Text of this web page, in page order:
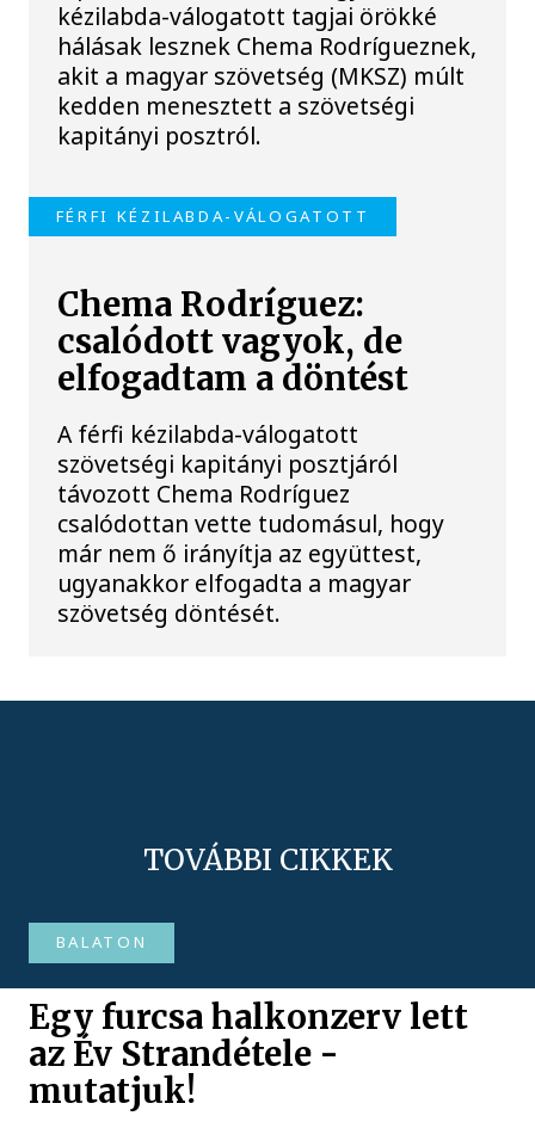
kézilabda-válogatott tagjai örökké
hálásak lesznek Chema Rodrígueznek,
akit a magyar szövetség (MKSZ) múlt
kedden menesztett a szövetségi
kapitányi posztról.
FÉRFI KÉZILABDA-VÁLOGATOTT
Chema Rodríguez:
csalódott vagyok, de
elfogadtam a döntést
A férfi kézilabda-válogatott
szövetségi kapitányi posztjáról
távozott Chema Rodríguez
csalódottan vette tudomásul, hogy
már nem ő irányítja az együttest,
ugyanakkor elfogadta a magyar
szövetség döntését.
TOVÁBBI CIKKEK
BALATON
Egy furcsa halkonzerv lett
az Év Strandétele -
mutatjuk!